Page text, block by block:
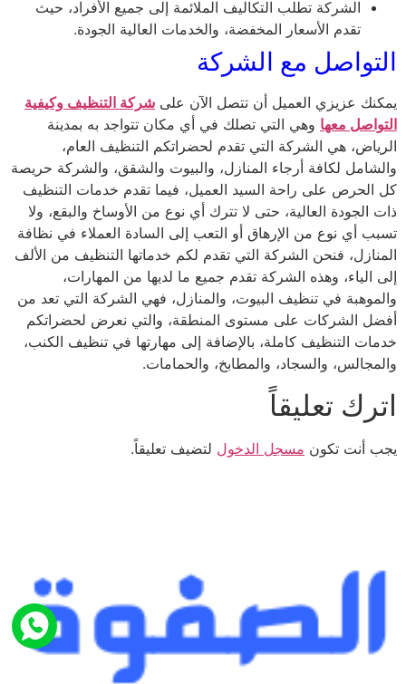
الشركة تطلب التكاليف الملائمة إلى جميع الأفراد، حيث
تقدم الأسعار المخفضة، والخدمات العالية الجودة.
التواصل مع الشركة
يمكنك عزيزي العميل أن تتصل الآن على شركة التنظيف وكيفية
التواصل معها وهي التي تصلك في أي مكان تتواجد به بمدينة
الرياض، هي الشركة التي تقدم لحضراتكم التنظيف العام،
والشامل لكافة أرجاء المنازل، والبيوت والشقق، والشركة حريصة
كل الحرص على راحة السيد العميل، فيما تقدم خدمات التنظيف
ذات الجودة العالية، حتى لا تترك أي نوع من الأوساخ والبقع، ولا
تسبب أي نوع من الإرهاق أو التعب إلى السادة العملاء في نظافة
المنازل، فنحن الشركة التي تقدم لكم خدماتها التنظيف من الألف
إلى الياء، وهذه الشركة تقدم جميع ما لديها من المهارات،
والموهبة في تنظيف البيوت، والمنازل، فهي الشركة التي تعد من
أفضل الشركات على مستوى المنطقة، والتي نعرض لحضراتكم
خدمات التنظيف كاملة، بالإضافة إلى مهارتها في تنظيف الكنب،
والمجالس، والسجاد، والمطابخ، والحمامات.
اترك تعليقاً
يجب أنت تكون مسجل الدخول لتضيف تعليقاً.